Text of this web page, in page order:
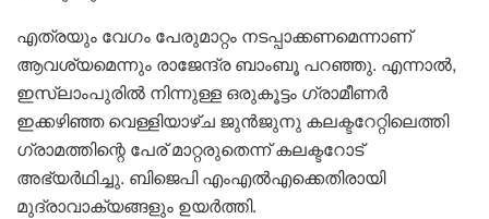
എത്രയും വേഗം പേരുമാറ്റം നടപ്പാക്കണമെന്നാണ്
ആവശ്യമെന്നും രാജേന്ദ്ര ബാംബൂ പറഞ്ഞു. എന്നാല്‍,
ഇസ്‌ലാംപുരില്‍ നിന്നുള്ള ഒരുകൂട്ടം ഗ്രാമീണര്‍
ഇക്കഴിഞ്ഞ വെള്ളിയാഴ്ച ജുന്‍ജുനു കലക്ടറേറ്റിലെത്തി
ഗ്രാമത്തിന്റെ പേര് മാറ്റരുതെന്ന് കലക്ടറോട്
അഭ്യര്‍ഥിച്ചു. ബിജെപി എംഎല്‍എക്കെതിരായി
മുദ്രാവാക്യങ്ങളും ഉയര്‍ത്തി.